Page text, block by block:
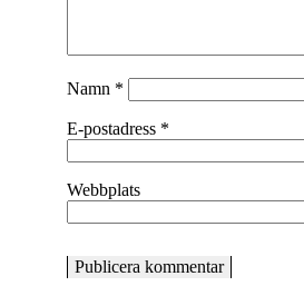
Namn *
E-postadress *
Webbplats